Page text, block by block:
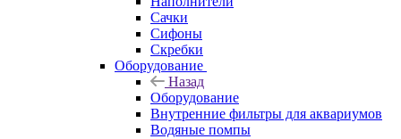
Сачки
Сифоны
Скребки
Оборудование
Назад
Оборудование
Внутренние фильтры для аквариумов
Водяные помпы